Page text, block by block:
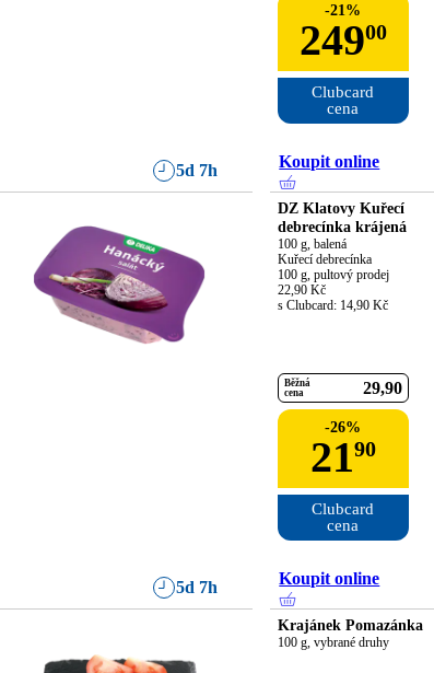
-21%
24900
Clubcard
cena
5d 7h Koupit online
DZ Klatovy Kuřecí
debrecínka krájená
100 g, balená
Kuřecí debrecínka
100 g, pultový prodej
22,90 Kč
s Clubcard: 14,90 Kč
Běžná
cena
29 90
-26%
2190
Clubcard
cena
5d 7h Koupit online
Krajánek Pomazánka
100 g, vybrané druhy